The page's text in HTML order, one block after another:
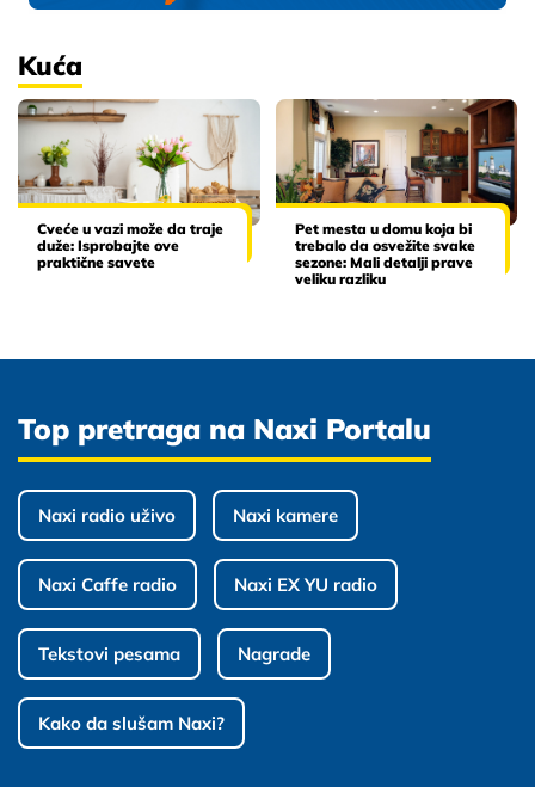
Kuća
Cveće u vazi može da traje
duže: Isprobajte ove
praktične savete
Pet mesta u domu koja bi
trebalo da osvežite svake
sezone: Mali detalji prave
veliku razliku
Top pretraga na Naxi Portalu
Naxi radio uživo Naxi kamere
Naxi Caffe radio Naxi EX YU radio
Tekstovi pesama Nagrade
Kako da slušam Naxi?